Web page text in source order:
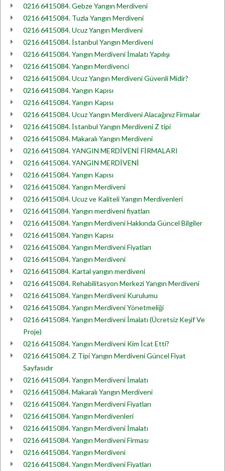
0216 6415084. Gebze Yangın Merdiveni
0216 6415084. Tuzla Yangın Merdiveni
0216 6415084. Ucuz Yangın Merdiveni
0216 6415084. İstanbul Yangın Merdiveni
0216 6415084. Yangın Merdiveni İmalatı Yapılışı
0216 6415084. Yangın Merdivenci
0216 6415084. Ucuz Yangın Merdiveni Güvenli Midir?
0216 6415084. Yangın Kapısı
0216 6415084. Yangın Kapısı
0216 6415084. Ucuz Yangın Merdiveni Alacağınız Firmalar
0216 6415084. İstanbul Yangın Merdiveni Z tipi
0216 6415084. Makaralı Yangın Merdiveni
0216 6415084. YANGIN MERDİVENİ FİRMALARI
0216 6415084. YANGIN MERDİVENİ
0216 6415084. Yangın Kapısı
0216 6415084. Yangın Merdiveni
0216 6415084. Ucuz ve Kaliteli Yangın Merdivenleri
0216 6415084. Yangın merdiveni fiyatları
0216 6415084. Yangın Merdiveni Hakkında Güncel Bilgiler
0216 6415084. Yangın Kapısı
0216 6415084. Yangın Merdiveni Fiyatları
0216 6415084. Yangın Merdiveni
0216 6415084. Kartal yangın merdiveni
0216 6415084. Rehabilitasyon Merkezi Yangın Merdiveni
0216 6415084. Yangın Merdiveni Kurulumu
0216 6415084. Yangın Merdiveni Yönetmeliği
0216 6415084. Yangın Merdiveni İmalatı (Ücretsiz Keşif Ve
Proje)
0216 6415084. Yangın Merdiveni Kim İcat Etti?
0216 6415084. Z Tipi Yangın Merdiveni Güncel Fiyat
Sayfasıdır
0216 6415084. Yangın Merdiveni İmalatı
0216 6415084. Makaralı Yangın Merdiveni
0216 6415084. Yangın Merdiveni Fiyatları
0216 6415084. Yangın Merdivenleri
0216 6415084. Yangın Merdiveni İmalatı
0216 6415084. Yangın Merdiveni Firması
0216 6415084. Yangın Merdiveni
0216 6415084. Yangın Merdiveni Fiyatları